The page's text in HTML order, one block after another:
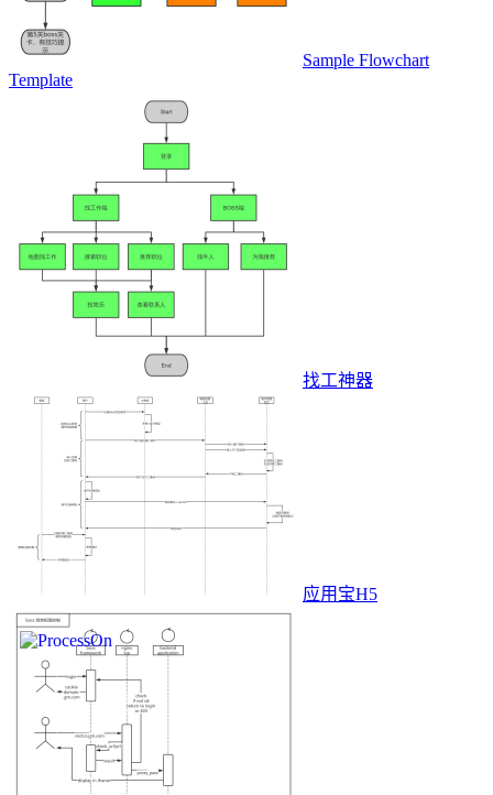
Sample Flowchart
Template
找工神器
应用宝H5